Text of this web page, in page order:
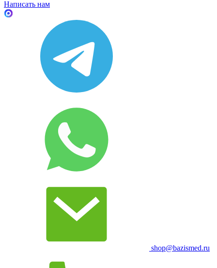
Написать нам
shop@bazismed.ru